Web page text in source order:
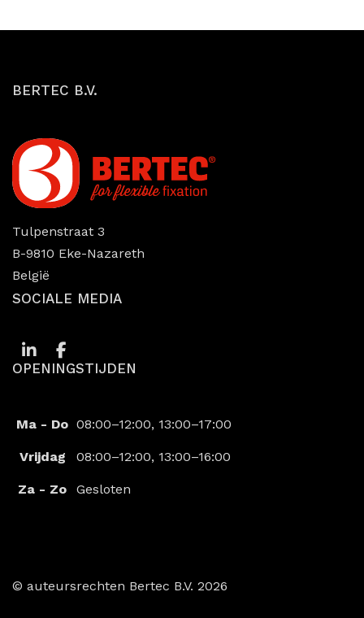
BERTEC B.V.
Tulpenstraat 3
B-9810 Eke-Nazareth
België
SOCIALE MEDIA
LinkedIn
OPENINGSTIJDEN
Ma - Do 08:00–12:00, 13:00–17:00
Vrijdag 08:00–12:00, 13:00–16:00
Za - Zo Gesloten
© auteursrechten Bertec B.V. 2026